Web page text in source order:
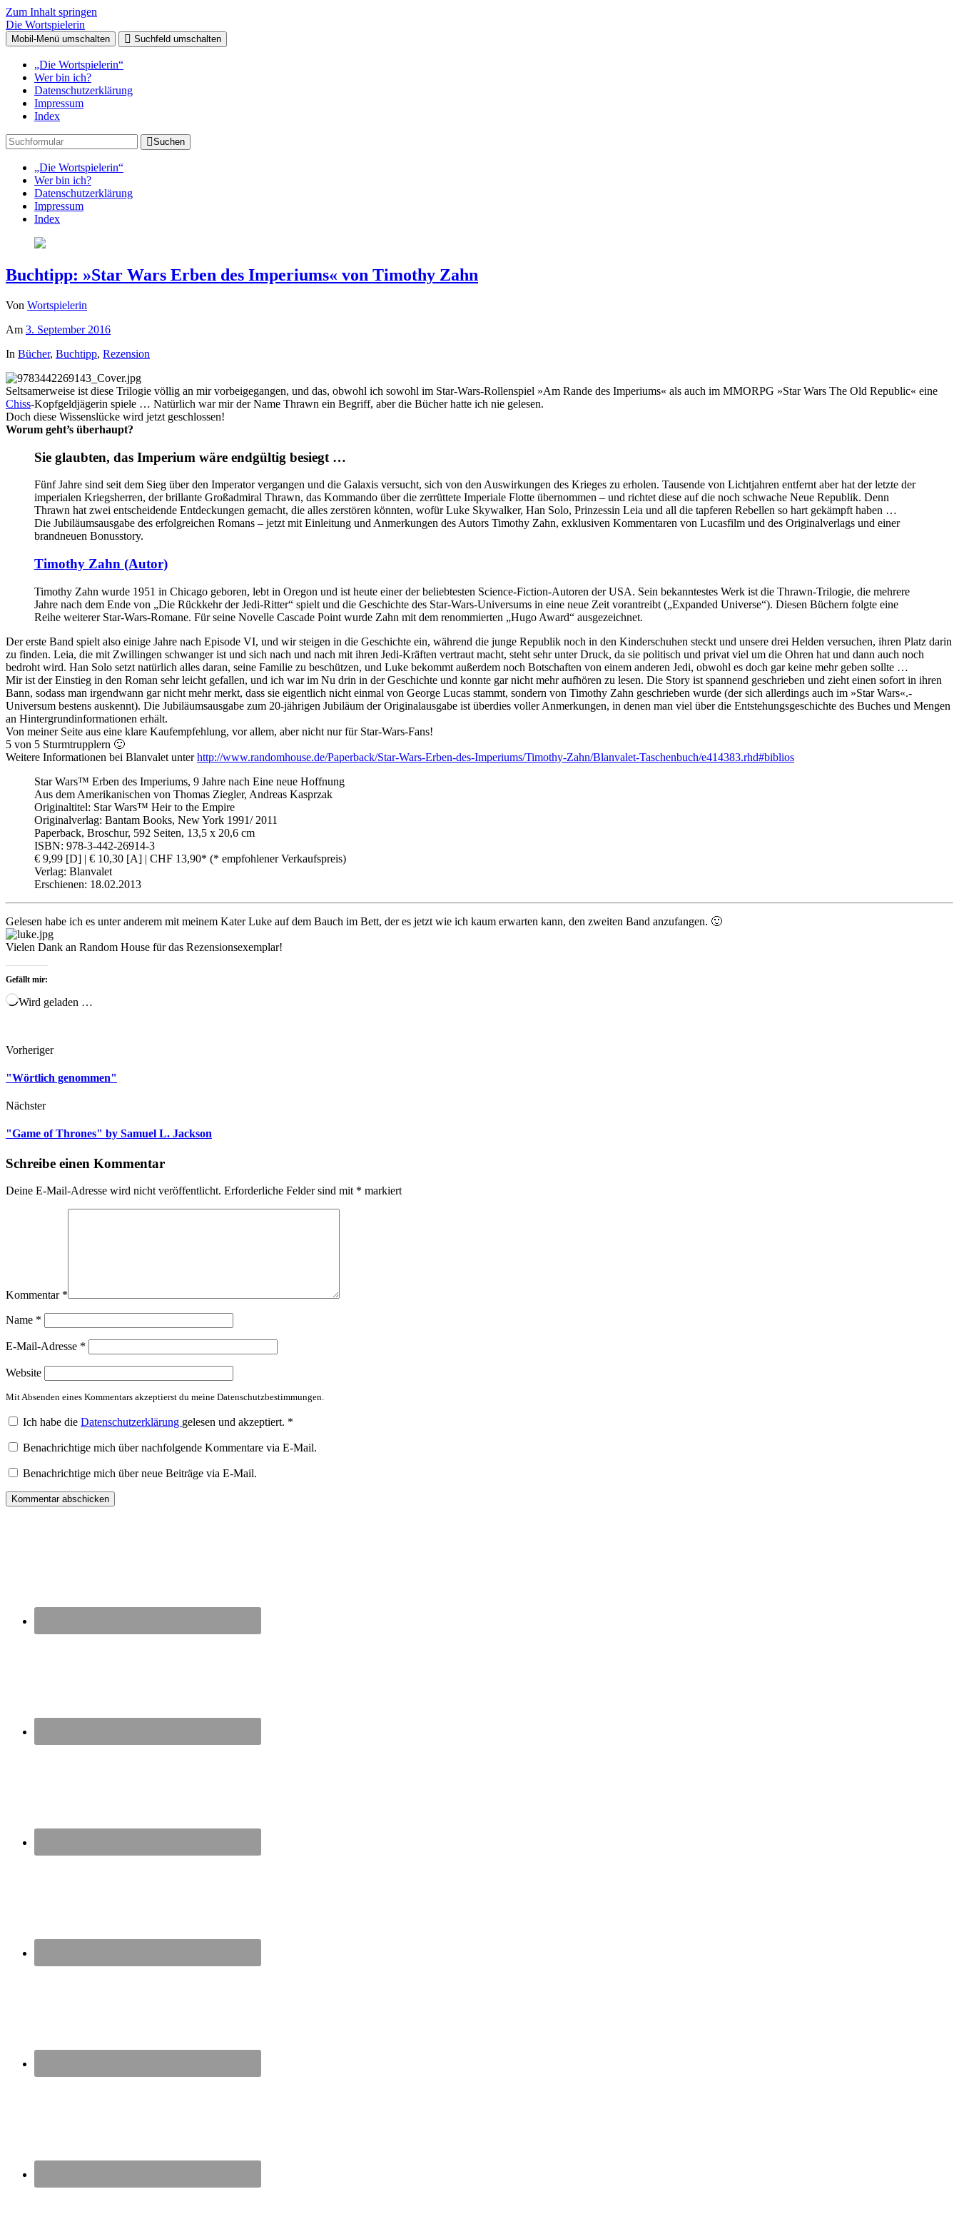
Zum Inhalt springen
Die Wortspielerin
Mobil-Menü umschalten Suchfeld umschalten
„Die Wortspielerin“
Wer bin ich?
Datenschutzerklärung
Impressum
Index
Suchen
„Die Wortspielerin“
Wer bin ich?
Datenschutzerklärung
Impressum
Index
Buchtipp: »Star Wars Erben des Imperiums« von Timothy Zahn
Von Wortspielerin
Am 3. September 2016
In Bücher, Buchtipp, Rezension
Seltsamerweise ist diese Trilogie völlig an mir vorbeigegangen, und das, obwohl ich sowohl im Star-Wars-Rollenspiel »Am Rande des Imperiums« als auch im MMORPG »Star Wars The Old Republic« eine
Chiss-Kopfgeldjägerin spiele … Natürlich war mir der Name Thrawn ein Begriff, aber die Bücher hatte ich nie gelesen.
Doch diese Wissenslücke wird jetzt geschlossen!
Worum geht’s überhaupt?
Sie glaubten, das Imperium wäre endgültig besiegt …
Fünf Jahre sind seit dem Sieg über den Imperator vergangen und die Galaxis versucht, sich von den Auswirkungen des Krieges zu erholen. Tausende von Lichtjahren entfernt aber hat der letzte der
imperialen Kriegsherren, der brillante Großadmiral Thrawn, das Kommando über die zerrüttete Imperiale Flotte übernommen – und richtet diese auf die noch schwache Neue Republik. Denn
Thrawn hat zwei entscheidende Entdeckungen gemacht, die alles zerstören könnten, wofür Luke Skywalker, Han Solo, Prinzessin Leia und all die tapferen Rebellen so hart gekämpft haben …
Die Jubiläumsausgabe des erfolgreichen Romans – jetzt mit Einleitung und Anmerkungen des Autors Timothy Zahn, exklusiven Kommentaren von Lucasfilm und des Originalverlags und einer
brandneuen Bonusstory.
Timothy Zahn (Autor)
Timothy Zahn wurde 1951 in Chicago geboren, lebt in Oregon und ist heute einer der beliebtesten Science-Fiction-Autoren der USA. Sein bekanntestes Werk ist die Thrawn-Trilogie, die mehrere
Jahre nach dem Ende von „Die Rückkehr der Jedi-Ritter“ spielt und die Geschichte des Star-Wars-Universums in eine neue Zeit vorantreibt („Expanded Universe“). Diesen Büchern folgte eine
Reihe weiterer Star-Wars-Romane. Für seine Novelle Cascade Point wurde Zahn mit dem renommierten „Hugo Award“ ausgezeichnet.
Der erste Band spielt also einige Jahre nach Episode VI, und wir steigen in die Geschichte ein, während die junge Republik noch in den Kinderschuhen steckt und unsere drei Helden versuchen, ihren Platz darin
zu finden. Leia, die mit Zwillingen schwanger ist und sich nach und nach mit ihren Jedi-Kräften vertraut macht, steht sehr unter Druck, da sie politisch und privat viel um die Ohren hat und dann auch noch
bedroht wird. Han Solo setzt natürlich alles daran, seine Familie zu beschützen, und Luke bekommt außerdem noch Botschaften von einem anderen Jedi, obwohl es doch gar keine mehr geben sollte …
Mir ist der Einstieg in den Roman sehr leicht gefallen, und ich war im Nu drin in der Geschichte und konnte gar nicht mehr aufhören zu lesen. Die Story ist spannend geschrieben und zieht einen sofort in ihren
Bann, sodass man irgendwann gar nicht mehr merkt, dass sie eigentlich nicht einmal von George Lucas stammt, sondern von Timothy Zahn geschrieben wurde (der sich allerdings auch im »Star Wars«.-
Universum bestens auskennt). Die Jubiläumsausgabe zum 20-jährigen Jubiläum der Originalausgabe ist überdies voller Anmerkungen, in denen man viel über die Entstehungsgeschichte des Buches und Mengen
an Hintergrundinformationen erhält.
Von meiner Seite aus eine klare Kaufempfehlung, vor allem, aber nicht nur für Star-Wars-Fans!
5 von 5 Sturmtrupplern 🙂
Weitere Informationen bei Blanvalet unterhttp://www.randomhouse.de/Paperback/Star-Wars-Erben-des-Imperiums/Timothy-Zahn/Blanvalet-Taschenbuch/e414383.rhd#biblios
Star Wars™ Erben des Imperiums, 9 Jahre nach Eine neue Hoffnung
Aus dem Amerikanischen von Thomas Ziegler, Andreas Kasprzak
Originaltitel: Star Wars™ Heir to the Empire
Originalverlag: Bantam Books, New York 1991/ 2011
Paperback, Broschur, 592 Seiten, 13,5 x 20,6 cm
ISBN: 978-3-442-26914-3
€ 9,99 [D] | € 10,30 [A] | CHF 13,90* (* empfohlener Verkaufspreis)
Verlag: Blanvalet
Erschienen: 18.02.2013
Gelesen habe ich es unter anderem mit meinem Kater Luke auf dem Bauch im Bett, der es jetzt wie ich kaum erwarten kann, den zweiten Band anzufangen. 🙂
Vielen Dank an Random House für das Rezensionsexemplar!
Gefällt mir:
Wird geladen …
Vorheriger
"Wörtlich genommen"
Nächster
"Game of Thrones" by Samuel L. Jackson
Schreibe einen Kommentar
Deine E-Mail-Adresse wird nicht veröffentlicht. Erforderliche Felder sind mit * markiert
Kommentar *
Name *
E-Mail-Adresse *
Website
Mit Absenden eines Kommentars akzeptierst du meine Datenschutzbestimmungen.
Ich habe die Datenschutzerklärung gelesen und akzeptiert. *
Benachrichtige mich über nachfolgende Kommentare via E-Mail.
Benachrichtige mich über neue Beiträge via E-Mail.